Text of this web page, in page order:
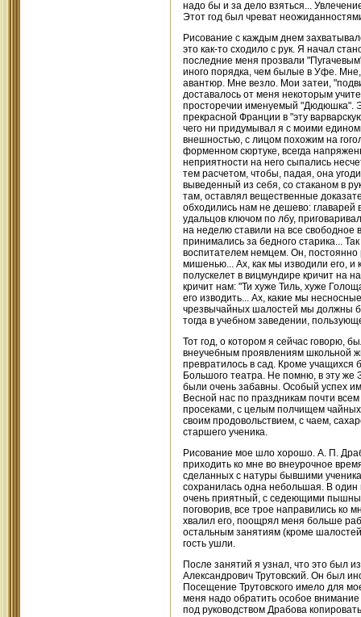
надо бы и за дело взяться...
Этот год был чреват
Рисование с каждым днем
это как-то сходило с рук. Я начал
последние меня прозвали
иного порядка, чем былые в Уфе. Мне,
авантюр. Мне везло. Мои затеи,
доставалось от меня некоторым
просторечии именуемый "Дюдюшка".
прекрасной Франции в "эту
чего ни придумывал я с моими
внешностью, с лицом похожим на
форменном сюртуке, всегда
неприятности на него сыпались
тем расчетом, чтобы, падая, она
выведенный из себя, со стаканом в
там, оставлял вещественные
обходились нам не дешево:
удальцов ключом по лбу,
на неделю ставили на все
принимались за бедного старика...
воспитателем немцем. Он,
мишенью... Ах, как мы изводили его, и
полускелет в вицмундире кричит на
кричит нам: "Ти хуже Тиль, хуже
его изводить... Ах, какие мы
чрезвычайных шалостей мы должны
тогда в учебном заведении,
Тот год, о котором я сейчас говорю,
внеучебным проявлениям школьной
превратилось в сад. Кроме учащихся
Большого театра. Не помню, в эту же
были очень забавны. Особый успех
Весной нас по праздникам почти
просеками, с целым полчищем
своим продовольствием, с чаем,
старшего ученика.
Рисование мое шло хорошо. А. П.
приходить ко мне во внеурочное
сделанных с натуры бывшими
сохранилась одна небольшая. В один
очень приятный, с седеющими
поговорив, все трое направились ко
хвалил его, поощрял меня больше
остальным занятиям (кроме
гость ушли.
После занятий я узнал, что это был
Александрович Трутовский. Он был
Посещение Трутовского имело для
меня надо обратить особое
под руководством Драбова